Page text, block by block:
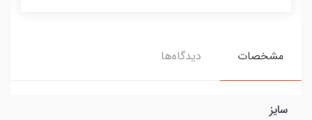
مشخصات دیدگاه‌ها
سایز